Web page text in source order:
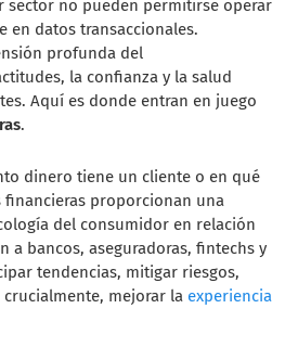
sector no pueden permitirse operar
en datos transaccionales.
profunda del
la confianza y la salud
Aquí es donde entran en juego
.
dinero tiene un cliente o en qué
financieras proporcionan una
del consumidor en relación
a bancos, aseguradoras, fintechs y
tendencias, mitigar riesgos,
mejorar la experiencia